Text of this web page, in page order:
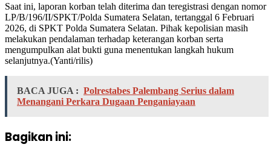
Saat ini, laporan korban telah diterima dan teregistrasi dengan nomor
LP/B/196/II/SPKT/Polda Sumatera Selatan, tertanggal 6 Februari
2026, di SPKT Polda Sumatera Selatan. Pihak kepolisian masih
melakukan pendalaman terhadap keterangan korban serta
mengumpulkan alat bukti guna menentukan langkah hukum
selanjutnya.(Yanti/rilis)
BACA JUGA : Polrestabes Palembang Serius dalam
Menangani Perkara Dugaan Penganiayaan
Bagikan ini: